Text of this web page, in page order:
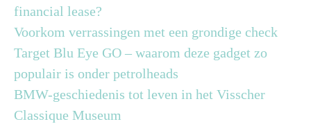
financial lease?
Voorkom verrassingen met een grondige check
Target Blu Eye GO – waarom deze gadget zo
populair is onder petrolheads
BMW-geschiedenis tot leven in het Visscher
Classique Museum